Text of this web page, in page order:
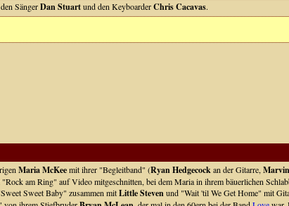
SängerDan Stuartund den KeyboarderChris Cacavas.
Maria McKeemit ihrer "Begleitband" (Ryan Hedgecockan der Gitarre,
am Ring" auf Video mitgeschnitten, bei dem Maria in ihrem bäuerlichen
Sweet Baby" zusammen mitLittle Stevenund "Wait 'til We Get Home" mit